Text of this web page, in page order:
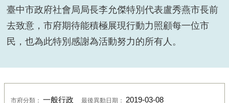
108年南屯區公所寒冬送暖活動
臺中市政府社會局局長李允傑特別代表盧秀燕市長前
去致意，市府期待能積極展現行動力照顧每一位市
民，也為此特別感謝為活動努力的所有人。
市府分類： 一般行政 最後異動日期： 2019-03-08